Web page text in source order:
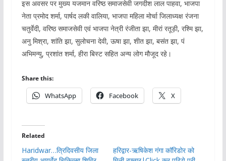
इस अवसर पर मुख्य यजमान वरिष्ठ समाजसेवी जगदीश लाल पाहवा, भाजपा
नेता प्रमोद शर्मा, पार्षद लकी वालिया, भाजपा महिला मोर्चा जिलाध्यक्ष रंजना
चतुर्वेदी, वरिष्ठ समाजसेवी एवं भाजपा नेत्री रंजीता झा, मीरां रतूड़ी, रश्मि झा,
अनु मिश्रा, शांति झा, सुलोचना देवी, ऊषा झा, शीत झा, बसंत झा, पं
अभिमन्यु, प्रशांत शर्मा, हीरा बिस्ट सहित अन्य लोग मौजूद रहे।
Share this:
WhatsApp Facebook X
Related
Haridwar…त्रिदिवसीय जिला
हरिद्वार-ऋषिकेश गंगा कॉरिडोर को